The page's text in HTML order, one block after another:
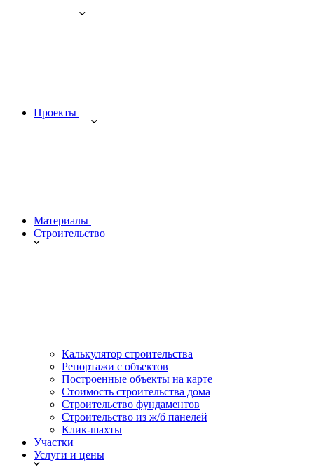
Проекты
Материалы
Строительство
Калькулятор строительства
Репортажи с объектов
Построенные объекты на карте
Стоимость строительства дома
Строительство фундаментов
Строительство из ж/б панелей
Клик-шахты
Участки
Услуги и цены